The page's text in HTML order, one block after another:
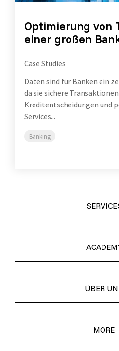
Optimierung von
einer großen
Case Studies
Daten sind für Banken ein
da sie sichere
Kreditentscheidungen und
Services...
Banking
ÜBER
MORE